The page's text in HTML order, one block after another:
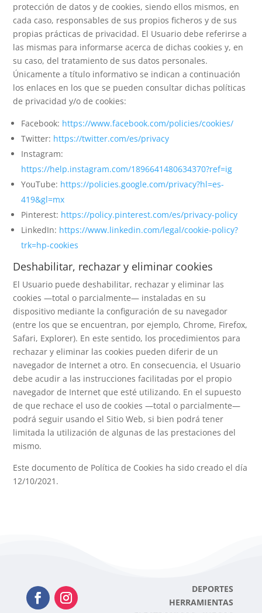
protección de datos y de cookies, siendo ellos mismos, en
cada caso, responsables de sus propios ficheros y de sus
propias prácticas de privacidad. El Usuario debe referirse a
las mismas para informarse acerca de dichas cookies y, en
su caso, del tratamiento de sus datos personales.
Únicamente a título informativo se indican a continuación
los enlaces en los que se pueden consultar dichas políticas
de privacidad y/o de cookies:
Facebook: https://www.facebook.com/policies/cookies/
Twitter: https://twitter.com/es/privacy
Instagram:
https://help.instagram.com/1896641480634370?ref=ig
YouTube: https://policies.google.com/privacy?hl=es-
419&gl=mx
Pinterest: https://policy.pinterest.com/es/privacy-policy
LinkedIn: https://www.linkedin.com/legal/cookie-policy?
trk=hp-cookies
Deshabilitar, rechazar y eliminar cookies
El Usuario puede deshabilitar, rechazar y eliminar las
cookies —total o parcialmente— instaladas en su
dispositivo mediante la configuración de su navegador
(entre los que se encuentran, por ejemplo, Chrome, Firefox,
Safari, Explorer). En este sentido, los procedimientos para
rechazar y eliminar las cookies pueden diferir de un
navegador de Internet a otro. En consecuencia, el Usuario
debe acudir a las instrucciones facilitadas por el propio
navegador de Internet que esté utilizando. En el supuesto
de que rechace el uso de cookies —total o parcialmente—
podrá seguir usando el Sitio Web, si bien podrá tener
limitada la utilización de algunas de las prestaciones del
mismo.
Este documento de Política de Cookies ha sido creado el día
12/10/2021.
DEPORTES
HERRAMIENTAS